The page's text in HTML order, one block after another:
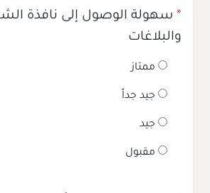
* سهولة الوصول إلى نافذة
والبلاغات
ممتاز
جيد جداً
جيد
مقبول